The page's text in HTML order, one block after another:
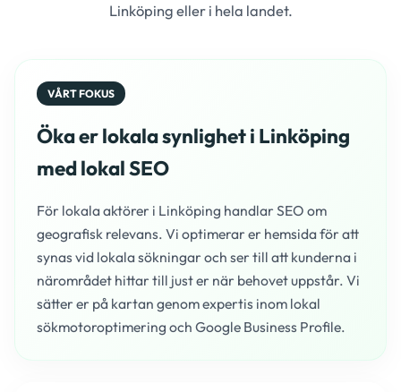
Linköping eller i hela landet.
VÅRT FOKUS
Öka er lokala synlighet i Linköping
med lokal SEO
För lokala aktörer i Linköping handlar SEO om
geografisk relevans. Vi optimerar er hemsida för att
synas vid lokala sökningar och ser till att kunderna i
närområdet hittar till just er när behovet uppstår. Vi
sätter er på kartan genom expertis inom lokal
sökmotoroptimering och Google Business Profile.